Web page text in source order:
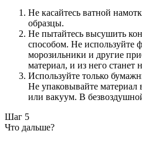
Не касайтесь ватной
образцы.
Не пытайтесь высушить
способом. Не используйте
морозильники и другие
материал, и из него
Используйте только
Не упаковывайте материал
или вакуум. В
Шаг 5
Что дальше?